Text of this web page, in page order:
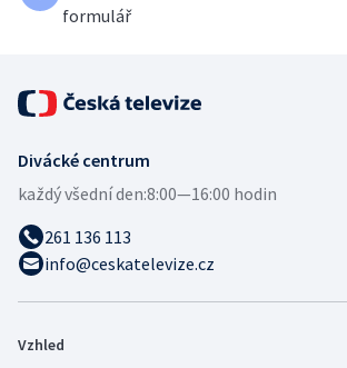
formulář
Divácké centrum
každý všední den:8:00—16:00 hodin
261 136 113
info@ceskatelevize.cz
Vzhled